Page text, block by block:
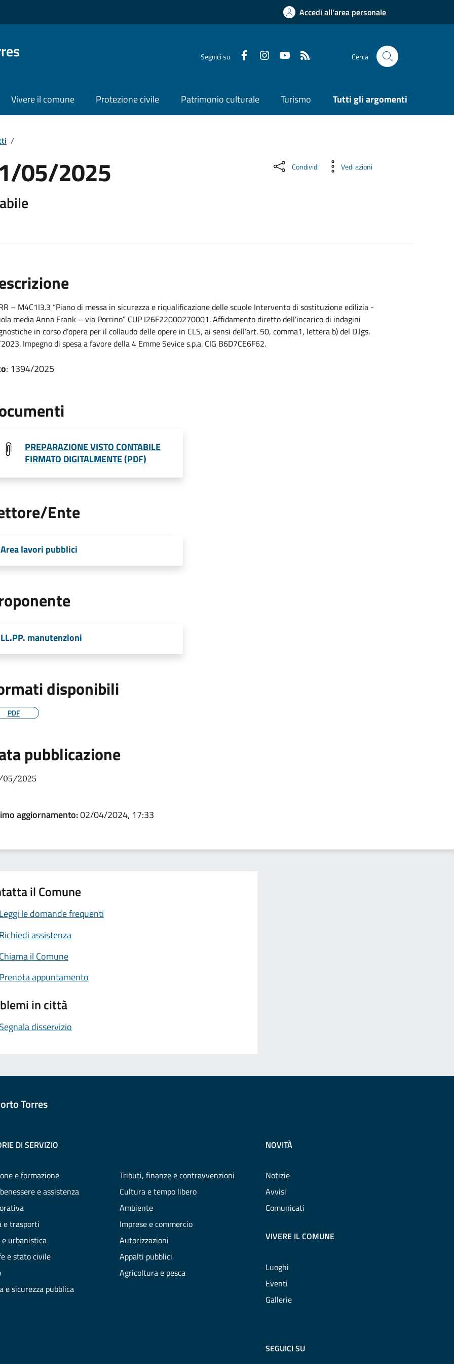
Accedi all'area personale
Seguici su Cerca
Vivere il comune Protezione civile Patrimonio culturale Turismo Tutti gli argomenti
/
05/2025 Condividi Vedi azioni
– M4C1I3.3 “Piano di messa in sicurezza e riqualificazione delle scuole Intervento di sostituzione edilizia -
media Anna Frank – via Porrino” CUP I26F22000270001. Affidamento diretto dell’incarico di indagini
in corso d’opera per il collaudo delle opere in CLS, ai sensi dell’art. 50, comma1, lettera b) del D.lgs.
Impegno di spesa a favore della 4 Emme Sevice s.p.a. CIG B6D7CE6F62.
: 1394/2025
PREPARAZIONE VISTO CONTABILE
FIRMATO DIGITALMENTE (PDF)
Ente
Area lavori pubblici
LL.PP. manutenzioni
disponibili
PDF
pubblicazione
2025
aggiornamento:02/04/2024, 17:33
il Comune
le domande frequenti
assistenza
il Comune
appuntamento
in città
disservizio
Torres
DI SERVIZIO
e formazione
e assistenza
e trasporti
urbanistica
e stato civile
e sicurezza pubblica
Tributi, finanze e contravvenzioni
Cultura e tempo libero
Ambiente
Imprese e commercio
Autorizzazioni
Appalti pubblici
Agricoltura e pesca
NOVITÀ
Notizie
Avvisi
Comunicati
VIVERE IL COMUNE
Luoghi
Eventi
Gallerie
SEGUICI SU